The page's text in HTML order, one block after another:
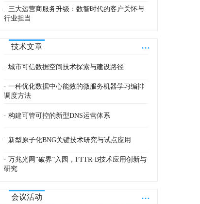
· 三大运营商服务升级：数智时代的客户关怀与
行业担当
...
技术文章
· 城市可信数据空间技术探索与建设路径
· 一种优化数据中心能效的微服务机器学习编排
调度方法
· 构建可管可控的新型DNS运营体系
· 新型原子化BNG关键技术研究与试点应用
· 万兆光网“破界”入园，FTTR-B技术应用创新与
研究
...
会议活动